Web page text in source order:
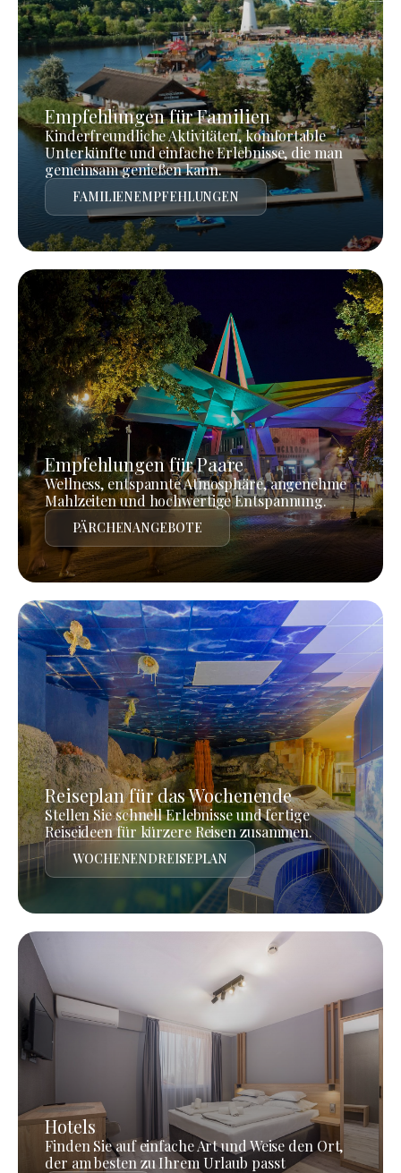
Empfehlungen für Familien
Kinderfreundliche Aktivitäten, komfortable
Unterkünfte und einfache Erlebnisse, die man
gemeinsam genießen kann.
FAMILIENEMPFEHLUNGEN
Empfehlungen für Paare
Wellness, entspannte Atmosphäre, angenehme
Mahlzeiten und hochwertige Entspannung.
PÄRCHENANGEBOTE
Reiseplan für das Wochenende
Stellen Sie schnell Erlebnisse und fertige
Reiseideen für kürzere Reisen zusammen.
WOCHENENDREISEPLAN
Hotels
Finden Sie auf einfache Art und Weise den Ort,
der am besten zu Ihrem Urlaub passt